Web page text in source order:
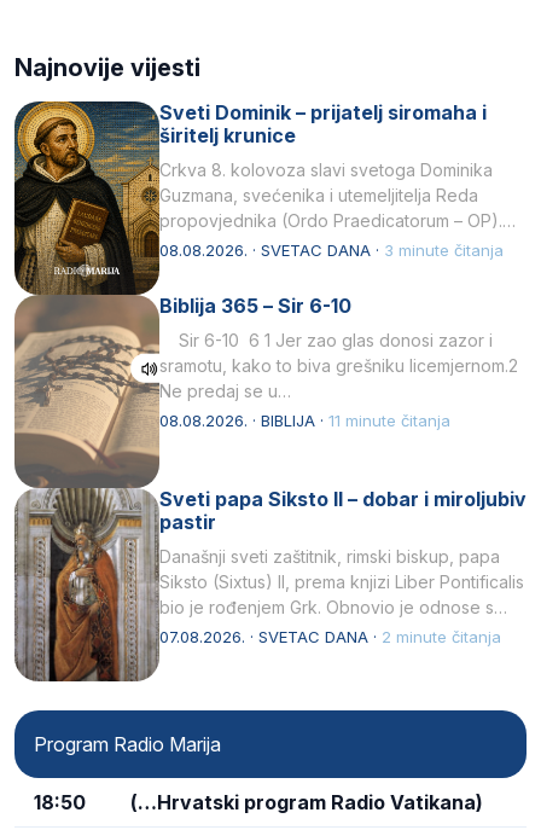
Najnovije vijesti
Sveti Dominik – prijatelj siromaha i
širitelj krunice
Crkva 8. kolovoza slavi svetoga Dominika
Guzmana, svećenika i utemeljitelja Reda
propovjednika (Ordo Praedicatorum – OP).
Svojim životom, dubokom ljubavlju prema
08.08.2026. · SVETAC DANA · 3 minute čitanja
Biblija 365 – Sir 6-10
Sir 6-10 6 1 Jer zao glas donosi zazor i
sramotu, kako to biva grešniku licemjernom.2
Ne predaj se u…
08.08.2026. · BIBLIJA · 11 minute čitanja
Sveti papa Siksto II – dobar i miroljubiv
pastir
Današnji sveti zaštitnik, rimski biskup, papa
Siksto (Sixtus) II, prema knjizi Liber Pontificalis
bio je rođenjem Grk. Obnovio je odnose s
afričkim…
07.08.2026. · SVETAC DANA · 2 minute čitanja
Program Radio Marija
18:50 (…Hrvatski program Radio Vatikana)